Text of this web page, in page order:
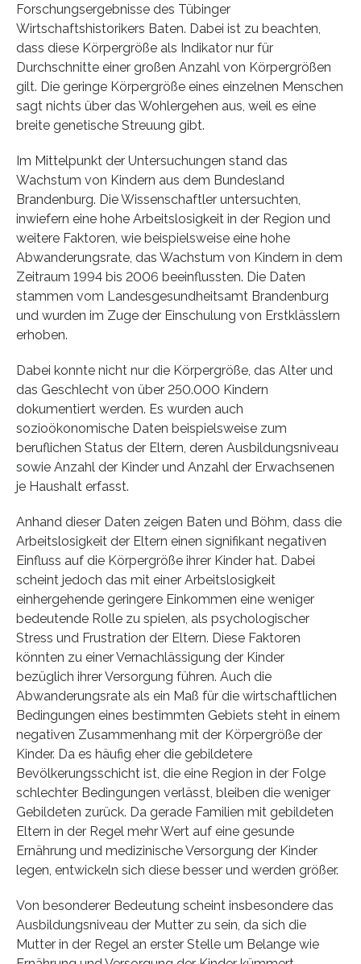
Forschungsergebnisse des Tübinger
Wirtschaftshistorikers Baten. Dabei ist zu beachten,
dass diese Körpergröße als Indikator nur für
Durchschnitte einer großen Anzahl von Körpergrößen
gilt. Die geringe Körpergröße eines einzelnen Menschen
sagt nichts über das Wohlergehen aus, weil es eine
breite genetische Streuung gibt.
Im Mittelpunkt der Untersuchungen stand das
Wachstum von Kindern aus dem Bundesland
Brandenburg. Die Wissenschaftler untersuchten,
inwiefern eine hohe Arbeitslosigkeit in der Region und
weitere Faktoren, wie beispielsweise eine hohe
Abwanderungsrate, das Wachstum von Kindern in dem
Zeitraum 1994 bis 2006 beeinflussten. Die Daten
stammen vom Landesgesundheitsamt Brandenburg
und wurden im Zuge der Einschulung von Erstklässlern
erhoben.
Dabei konnte nicht nur die Körpergröße, das Alter und
das Geschlecht von über 250.000 Kindern
dokumentiert werden. Es wurden auch
sozioökonomische Daten beispielsweise zum
beruflichen Status der Eltern, deren Ausbildungsniveau
sowie Anzahl der Kinder und Anzahl der Erwachsenen
je Haushalt erfasst.
Anhand dieser Daten zeigen Baten und Böhm, dass die
Arbeitslosigkeit der Eltern einen signifikant negativen
Einfluss auf die Körpergröße ihrer Kinder hat. Dabei
scheint jedoch das mit einer Arbeitslosigkeit
einhergehende geringere Einkommen eine weniger
bedeutende Rolle zu spielen, als psychologischer
Stress und Frustration der Eltern. Diese Faktoren
könnten zu einer Vernachlässigung der Kinder
bezüglich ihrer Versorgung führen. Auch die
Abwanderungsrate als ein Maß für die wirtschaftlichen
Bedingungen eines bestimmten Gebiets steht in einem
negativen Zusammenhang mit der Körpergröße der
Kinder. Da es häufig eher die gebildetere
Bevölkerungsschicht ist, die eine Region in der Folge
schlechter Bedingungen verlässt, bleiben die weniger
Gebildeten zurück. Da gerade Familien mit gebildeten
Eltern in der Regel mehr Wert auf eine gesunde
Ernährung und medizinische Versorgung der Kinder
legen, entwickeln sich diese besser und werden größer.
Von besonderer Bedeutung scheint insbesondere das
Ausbildungsniveau der Mutter zu sein, da sich die
Mutter in der Regel an erster Stelle um Belange wie